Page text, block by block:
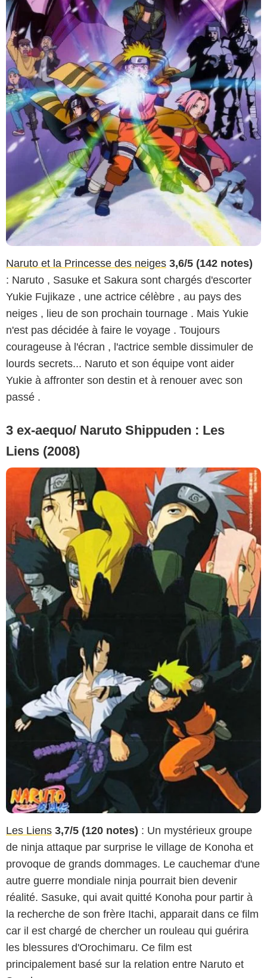
Naruto et la Princesse des neiges 3,6/5 (142 notes)
: Naruto , Sasuke et Sakura sont chargés d'escorter
Yukie Fujikaze , une actrice célèbre , au pays des
neiges , lieu de son prochain tournage . Mais Yukie
n'est pas décidée à faire le voyage . Toujours
courageuse à l'écran , l'actrice semble dissimuler de
lourds secrets... Naruto et son équipe vont aider
Yukie à affronter son destin et à renouer avec son
passé .
3 ex-aequo/ Naruto Shippuden : Les
Liens (2008)
Les Liens 3,7/5 (120 notes) : Un mystérieux groupe
de ninja attaque par surprise le village de Konoha et
provoque de grands dommages. Le cauchemar d'une
autre guerre mondiale ninja pourrait bien devenir
réalité. Sasuke, qui avait quitté Konoha pour partir à
la recherche de son frère Itachi, apparait dans ce film
car il est chargé de chercher un rouleau qui guérira
les blessures d'Orochimaru. Ce film est
principalement basé sur la relation entre Naruto et